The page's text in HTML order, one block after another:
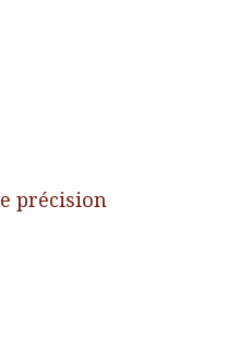
précision